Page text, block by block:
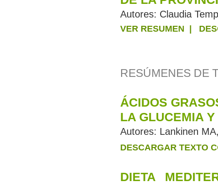
Autores: Claudia
VER RESUMEN
RESÚMENES DE
ÁCIDOS
LA GLUCEMIA
Autores: Lankinen
DESCARGAR TEXTO
DIETA